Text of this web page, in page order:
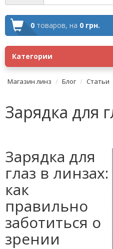
0 товаров, на 0 грн.
Категории
Магазин линз Блог Статьи
Зарядка для
Зарядка для
глаз в линзах:
как
правильно
заботиться о
зрении